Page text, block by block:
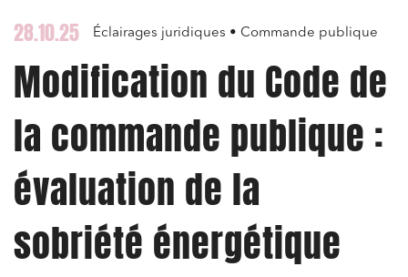
28.10.25 Éclairages juridiques • Commande publique
Modification du Code de
la commande publique :
évaluation de la
sobriété énergétique